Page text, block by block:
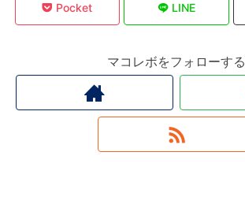
Pocket LINE
マコレボをフォローする